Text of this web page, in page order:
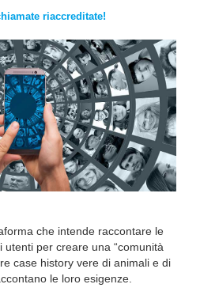
riaccreditate!
che intende raccontare le
per creare una “comunità
case history vere di animali e di
le loro esigenze.